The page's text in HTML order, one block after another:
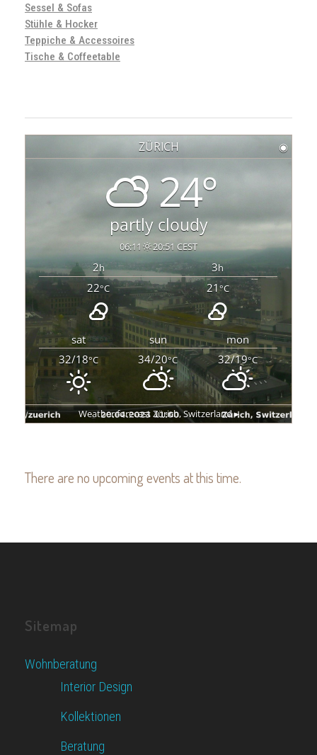
Sessel & Sofas
Stühle & Hocker
Teppiche & Accessoires
Tische & Coffeetable
ZÜRICH ◉
24°
partly cloudy
06:11 20:51 CEST
2h 3h
22°C 21°C
sat sun
mon
32/18°C 34/20°C 32/19°C
Weather forecastZürich, Switzerland ▸
There are no upcoming events at this time.
Sitemap
Wohnberatung
Interior Design
Kollektionen
Beratung